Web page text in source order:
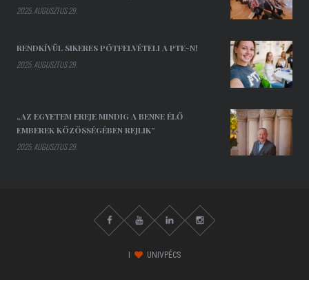
2025. AUGUSZTUS 29.
RENDKÍVÜL SIKERES PÓTFELVÉTELI A PTE-N!
2025. AUGUSZTUS 29.
„AZ EGYETEM EREJE MINDIG A BENNE ÉLŐ
EMBEREK KÖZÖSSÉGÉBEN REJLIK”
2025. AUGUSZTUS 29.
UNIVPÉCS